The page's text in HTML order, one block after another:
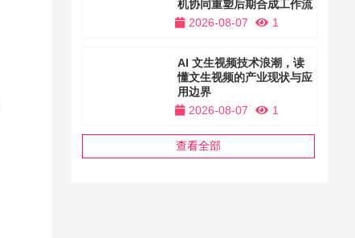
机协同重塑后期合成工作流
2026-08-07
1
AI 文生视频技术浪潮，读
懂文生视频的产业现状与应
用边界
2026-08-07
1
查看全部